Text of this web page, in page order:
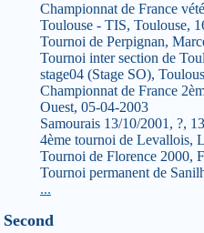
Championnat de France
Toulouse - TIS, Toulouse,
Tournoi de Perpignan,
Tournoi inter section de
stage04 (Stage SO),
Championnat de France
Ouest, 05-04-2003
Samourais 13/10/2001, ?,
4ème tournoi de Levallois,
Tournoi de Florence 2000,
Tournoi permanent de
...
Second